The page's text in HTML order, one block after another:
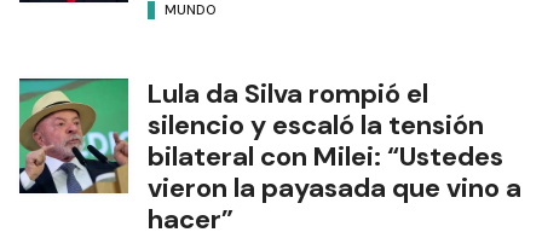
MUNDO
Lula da Silva rompió el
silencio y escaló la tensión
bilateral con Milei: “Ustedes
vieron la payasada que vino a
hacer”